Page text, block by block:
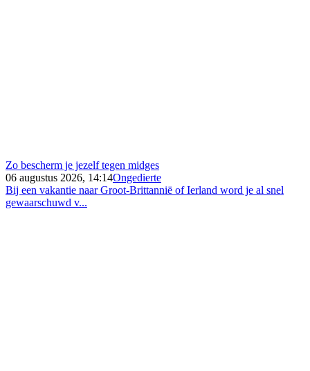
Zo bescherm je jezelf tegen midges
06 augustus 2026, 14:14Ongedierte
Bij een vakantie naar Groot-Brittannië of Ierland word je al snel
gewaarschuwd v...